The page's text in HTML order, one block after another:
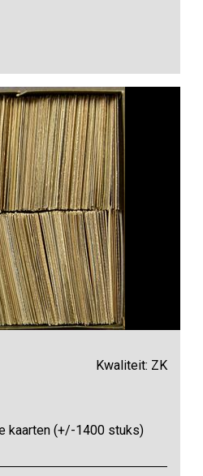
Kwaliteit: ZK
kaarten (+/-1400 stuks)